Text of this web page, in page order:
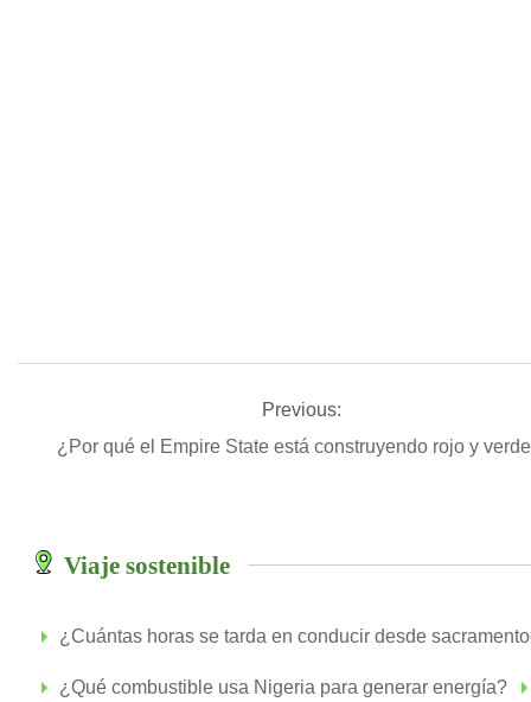
Previous:
¿Por qué el Empire State está construyendo rojo y
Viaje sostenible
¿Cuántas horas se tarda en conducir desde
¿Qué combustible usa Nigeria para generar energía?